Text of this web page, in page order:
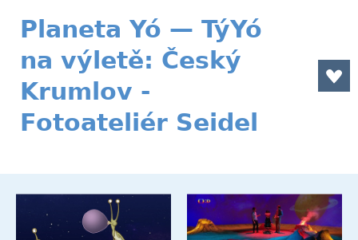
Planeta Yó — TýYó
na výletě: Český
Krumlov -
Fotoateliér Seidel